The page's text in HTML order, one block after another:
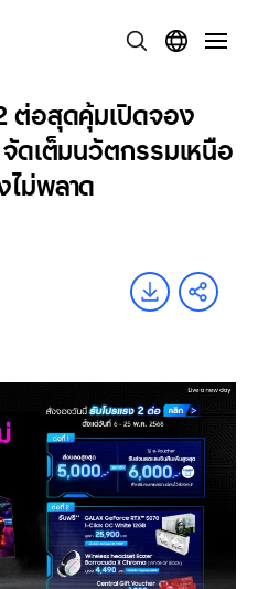
ต่อสุดคุ้มเปิดจอง
ดเต็มนวัตกรรมเหนือ
ไม่พลาด